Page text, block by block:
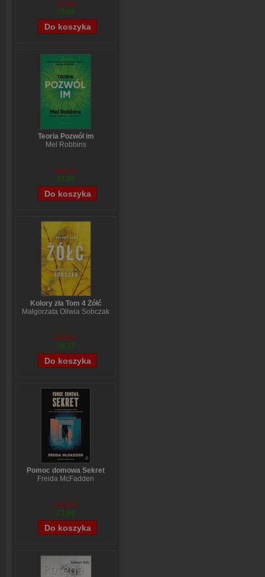
£7,66
£5,65
Teoria Pozwól im
Mel Robbins
£11,91
£8,98
Kolory zła Tom 4 Żółć
Małgorzata Oliwia Sobczak
£10,87
£8,73
Pomoc domowa Sekret
Freida McFadden
£10,42
£7,86